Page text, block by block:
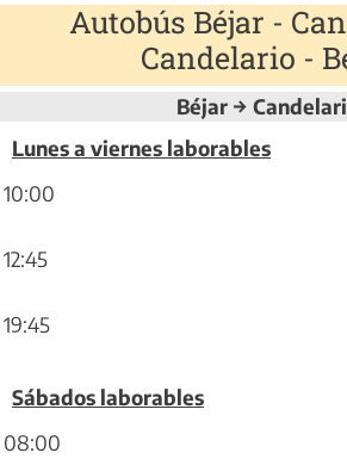
Autobús Béjar -
Candelario -
Béjar →
Lunes a viernes laborables
10:00
12:45
19:45
Sábados laborables
08:00